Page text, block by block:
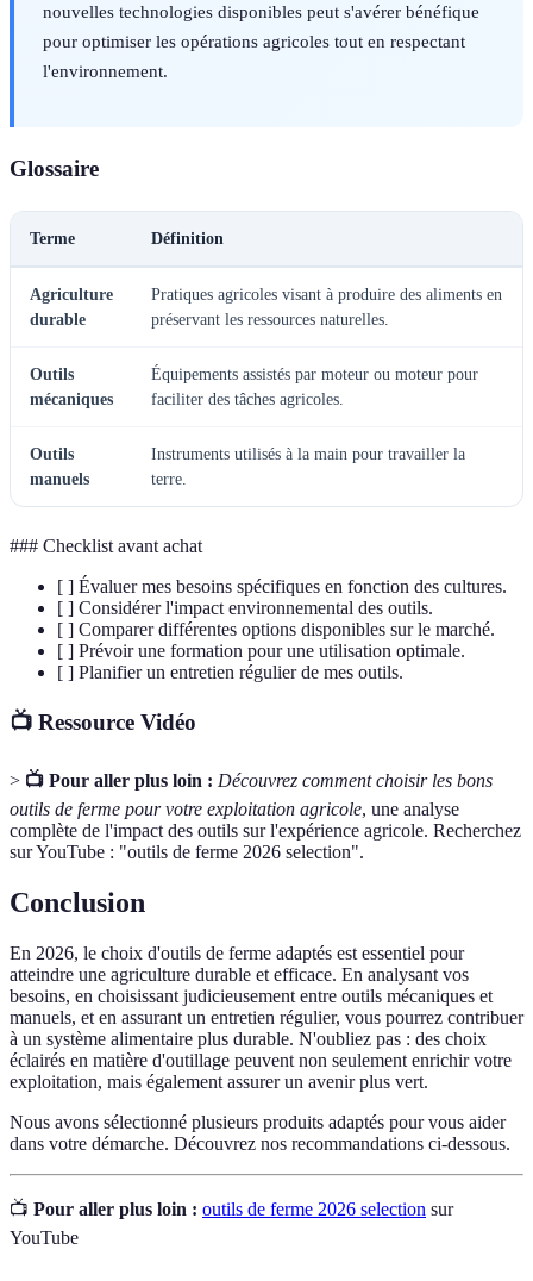
nouvelles technologies disponibles peut s'avérer bénéfique
pour optimiser les opérations agricoles tout en respectant
l'environnement.
Glossaire
Terme Définition
Agriculture
durable
Pratiques agricoles visant à produire des aliments en
préservant les ressources naturelles.
Outils
mécaniques
Équipements assistés par moteur ou moteur pour
faciliter des tâches agricoles.
Outils
manuels
Instruments utilisés à la main pour travailler la
terre.
### Checklist avant achat
[ ] Évaluer mes besoins spécifiques en fonction des cultures.
[ ] Considérer l'impact environnemental des outils.
[ ] Comparer différentes options disponibles sur le marché.
[ ] Prévoir une formation pour une utilisation optimale.
[ ] Planifier un entretien régulier de mes outils.
📺 Ressource Vidéo
> 📺 Pour aller plus loin : Découvrez comment choisir les bons
outils de ferme pour votre exploitation agricole, une analyse
complète de l'impact des outils sur l'expérience agricole. Recherchez
sur YouTube : "outils de ferme 2026 selection".
Conclusion
En 2026, le choix d'outils de ferme adaptés est essentiel pour
atteindre une agriculture durable et efficace. En analysant vos
besoins, en choisissant judicieusement entre outils mécaniques et
manuels, et en assurant un entretien régulier, vous pourrez contribuer
à un système alimentaire plus durable. N'oubliez pas : des choix
éclairés en matière d'outillage peuvent non seulement enrichir votre
exploitation, mais également assurer un avenir plus vert.
Nous avons sélectionné plusieurs produits adaptés pour vous aider
dans votre démarche. Découvrez nos recommandations ci-dessous.
📺 Pour aller plus loin : outils de ferme 2026 selection sur
YouTube